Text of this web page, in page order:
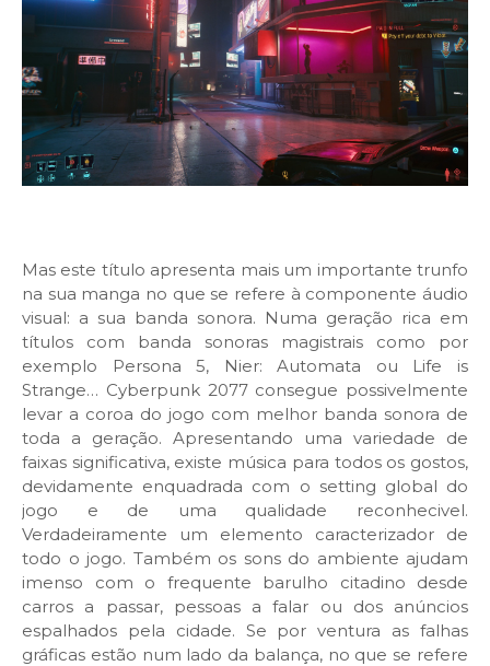
Mas este título apresenta mais um importante trunfo
na sua manga no que se refere à componente áudio
visual: a sua banda sonora. Numa geração rica em
títulos com banda sonoras magistrais como por
exemplo Persona 5, Nier: Automata ou Life is
Strange… Cyberpunk 2077 consegue possivelmente
levar a coroa do jogo com melhor banda sonora de
toda a geração. Apresentando uma variedade de
faixas significativa, existe música para todos os gostos,
devidamente enquadrada com o setting global do
jogo e de uma qualidade reconhecivel.
Verdadeiramente um elemento caracterizador de
todo o jogo. Também os sons do ambiente ajudam
imenso com o frequente barulho citadino desde
carros a passar, pessoas a falar ou dos anúncios
espalhados pela cidade. Se por ventura as falhas
gráficas estão num lado da balança, no que se refere